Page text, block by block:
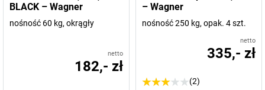
BLACK – Wagner
nośność 60 kg, okrągły
netto
182,- zł
– Wagner
nośność 250 kg, opak. 4 szt.
netto
335,- zł
(2)